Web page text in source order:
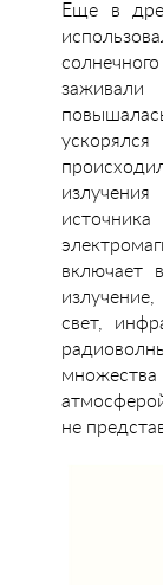
Еще в
включает
свет,
не